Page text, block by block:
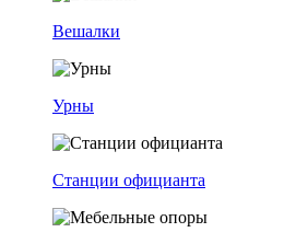
Вешалки
Урны
Станции официанта